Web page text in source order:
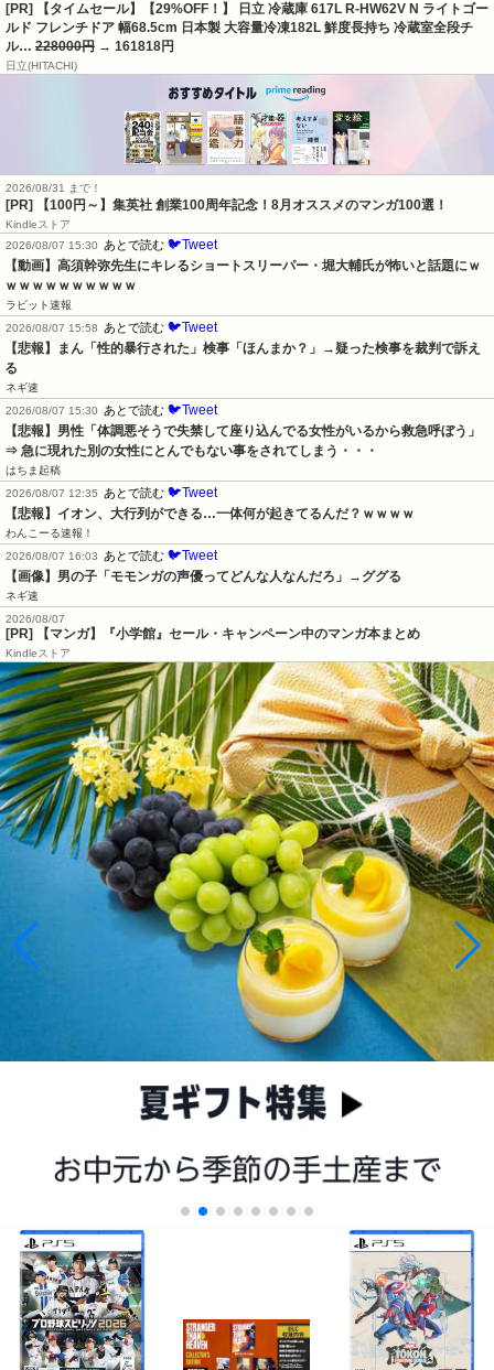
[PR] 【タイムセール】【29%OFF！】 日立 冷蔵庫 617L R-HW62V N ライトゴー
ルド フレンチドア 幅68.5cm 日本製 大容量冷凍182L 鮮度長持ち 冷蔵室全段チ
ル… 228000円 → 161818円
日立(HITACHI)
2026/08/31 まで！
[PR] 【100円～】集英社 創業100周年記念！8月オススメのマンガ100選！
Kindleストア
2026/08/07 15:30
あとで読む 🐦Tweet
【動画】高須幹弥先生にキレるショートスリーパー・堀大輔氏が怖いと話題にｗ
ｗｗｗｗｗｗｗｗｗｗ
ラビット速報
2026/08/07 15:58
あとで読む 🐦Tweet
【悲報】まん「性的暴行された」検事「ほんまか？」→疑った検事を裁判で訴え
る
ネギ速
2026/08/07 15:30
あとで読む 🐦Tweet
【悲報】男性「体調悪そうで失禁して座り込んでる女性がいるから救急呼ぼう」
⇒ 急に現れた別の女性にとんでもない事をされてしまう・・・
はちま起稿
2026/08/07 12:35
あとで読む 🐦Tweet
【悲報】イオン、大行列ができる…一体何が起きてるんだ？ｗｗｗｗ
わんこーる速報！
2026/08/07 16:03
あとで読む 🐦Tweet
【画像】男の子「モモンガの声優ってどんな人なんだろ」→ググる
ネギ速
2026/08/07
[PR] 【マンガ】『小学館』セール・キャンペーン中のマンガ本まとめ
Kindleストア